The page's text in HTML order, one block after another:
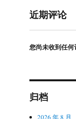
近期评论
您尚未收到任何
归档
2026 年 8 月